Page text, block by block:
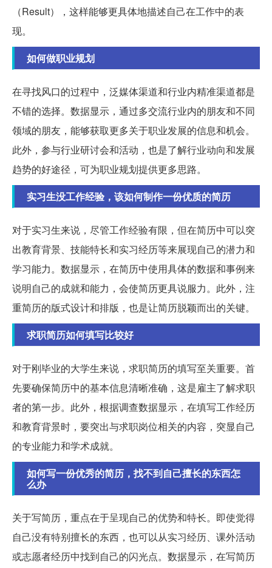
（Result），这样能够更具体地描述自己在工作中的表
现。
如何做职业规划
在寻找风口的过程中，泛媒体渠道和行业内精准渠道都是
不错的选择。数据显示，通过多交流行业内的朋友和不同
领域的朋友，能够获取更多关于职业发展的信息和机会。
此外，参与行业研讨会和活动，也是了解行业动向和发展
趋势的好途径，可为职业规划提供更多思路。
实习生没工作经验，该如何制作一份优质的简历
对于实习生来说，尽管工作经验有限，但在简历中可以突
出教育背景、技能特长和实习经历等来展现自己的潜力和
学习能力。数据显示，在简历中使用具体的数据和事例来
说明自己的成就和能力，会使简历更具说服力。此外，注
重简历的版式设计和排版，也是让简历脱颖而出的关键。
求职简历如何填写比较好
对于刚毕业的大学生来说，求职简历的填写至关重要。首
先要确保简历中的基本信息清晰准确，这是雇主了解求职
者的第一步。此外，根据调查数据显示，在填写工作经历
和教育背景时，要突出与求职岗位相关的内容，突显自己
的专业能力和学术成就。
如何写一份优秀的简历，找不到自己擅长的东西怎
么办
关于写简历，重点在于呈现自己的优势和特长。即使觉得
自己没有特别擅长的东西，也可以从实习经历、课外活动
或志愿者经历中找到自己的闪光点。数据显示，在写简历